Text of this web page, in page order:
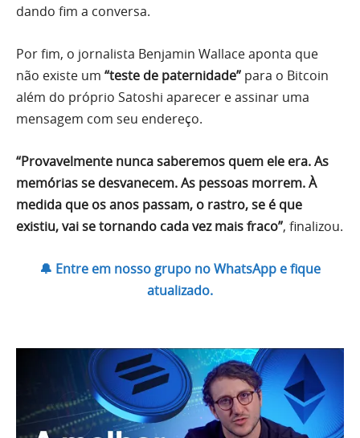
dando fim a conversa.
Por fim, o jornalista Benjamin Wallace aponta que
não existe um “teste de paternidade” para o Bitcoin
além do próprio Satoshi aparecer e assinar uma
mensagem com seu endereço.
“Provavelmente nunca saberemos quem ele era. As
memórias se desvanecem. As pessoas morrem. À
medida que os anos passam, o rastro, se é que
existiu, vai se tornando cada vez mais fraco”, finalizou.
🔔 Entre em nosso grupo no WhatsApp e fique
atualizado.